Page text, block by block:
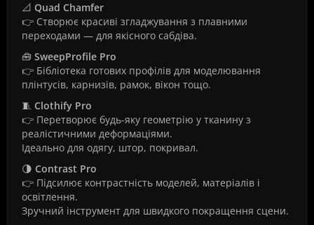
📐 Quad Chamfer
👉 Створює красиві згладжування з плавними
переходами — для якісного сабдіва.
🧰 SweepProfile Pro
👉 Бібліотека готових профілів для моделювання
плінтусів, карнизів, рамок, вікон тощо.
🧵 Clothify Pro
👉 Перетворює будь-яку геометрію у тканину з
реалістичними деформаціями.
Ідеально для одягу, штор, покривал.
🌗 Contrast Pro
👉 Підсилює контрастність моделей, матеріалів і
освітлення.
Зручний інструмент для швидкого покращення сцени.